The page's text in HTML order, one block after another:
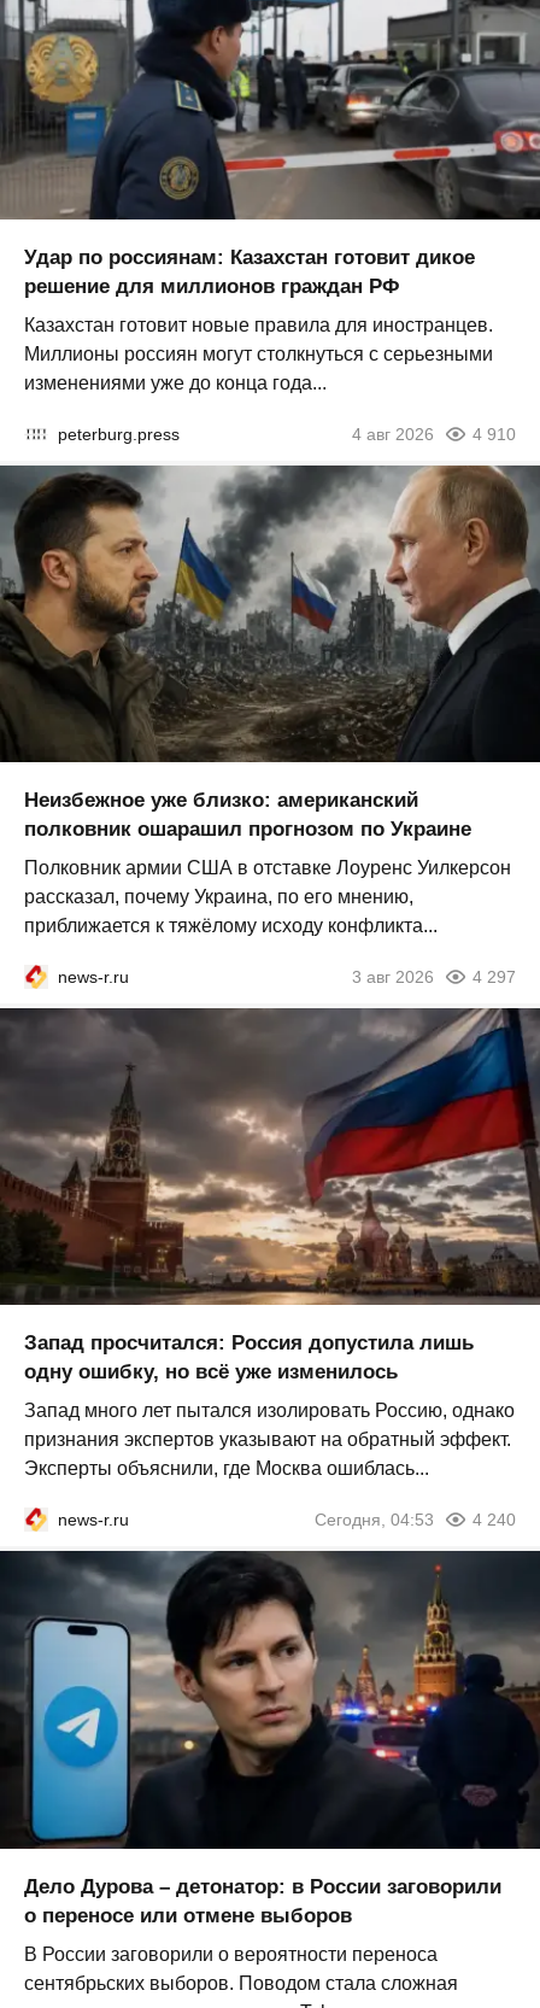
Удар по россиянам: Казахстан готовит дикое
решение для миллионов граждан РФ
Казахстан готовит новые правила для иностранцев.
Миллионы россиян могут столкнуться с серьезными
изменениями уже до конца года...
peterburg.press 4 авг 2026 4 910
Неизбежное уже близко: американский
полковник ошарашил прогнозом по Украине
Полковник армии США в отставке Лоуренс Уилкерсон
рассказал, почему Украина, по его мнению,
приближается к тяжёлому исходу конфликта...
news-r.ru 3 авг 2026 4 297
Запад просчитался: Россия допустила лишь
одну ошибку, но всё уже изменилось
Запад много лет пытался изолировать Россию, однако
признания экспертов указывают на обратный эффект.
Эксперты объяснили, где Москва ошиблась...
news-r.ru Сегодня, 04:53 4 240
Дело Дурова – детонатор: в России заговорили
о переносе или отмене выборов
В России заговорили о вероятности переноса
сентябрьских выборов. Поводом стала сложная